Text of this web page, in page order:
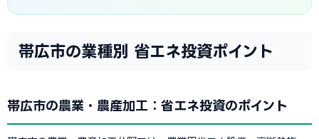
帯広市の業種別 省エネ投資ポイント
帯広市の農業・農産加工：省エネ投資のポイント